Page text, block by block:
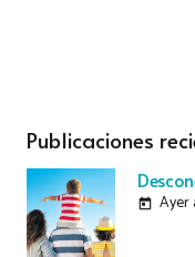
Publicaciones
today Ayer